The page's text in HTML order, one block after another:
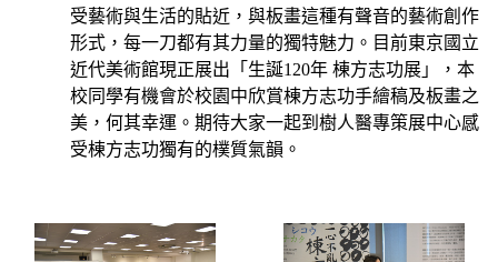
受藝術與生活的貼近，與板畫這種有聲音的藝術創作
形式，每一刀都有其力量的獨特魅力。 目前東京國立
近代美術館現正展出「生誕120年 棟方志功展」，本
校同學有機會於校園中欣賞棟方志功手繪稿及板畫之
美，何其幸運。期待大家一起到樹人醫專策展中心感
受棟方志功獨有的樸質氣韻。